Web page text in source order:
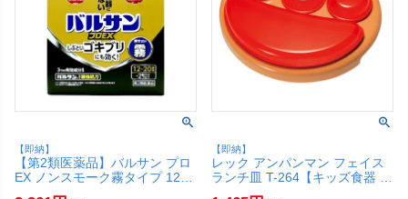
【即納】
【第2類医薬品】バルサン プロ
EX ノンスモーク霧タイプ 12-
20畳用2個パック【レック株式
【即納】
レック アンパンマン フェイス
ランチ皿 T-264【キッズ食器 プ
レート ランチプレート お子様